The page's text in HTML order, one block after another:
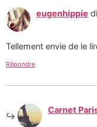
eugenhippie
Tellement envie de le
Répondre
Carnet